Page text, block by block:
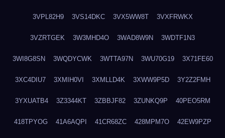
3VPL82H9 3VS14DKC 3VX5WW8T 3VXFRWKX
3VZRTGEK 3W3MHD4O 3WAD8W9N 3WDTF1N3
3WI8G8SN 3WQDYCWK 3WTTA97N 3WU70G19 3X71FE60
3XC4DIU7 3XMIH0VI 3XMLLD4K 3XWW9P5D 3Y2Z2FMH
3YXUATB4 3Z3344KT 3ZBBJF82 3ZUNKQ9P 40PEO5RM
418TPYOG 41A6AQPI 41CR68ZC 428MPM7O 42EW9PZP